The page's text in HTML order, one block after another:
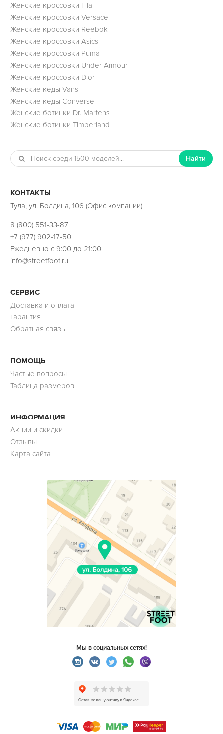
Женские кроссовки Fila
Женские кроссовки Versace
Женские кроссовки Reebok
Женские кроссовки Asics
Женские кроссовки Puma
Женские кроссовки Under Armour
Женские кроссовки Dior
Женские кеды Vans
Женские кеды Converse
Женские ботинки Dr. Martens
Женские ботинки Timberland
Найти
КОНТАКТЫ
Тула, ул. Болдина, 106 (Офис компании)
8 (800) 551-33-87
+7 (977) 902-17-50
Ежедневно с 9:00 до 21:00
info@streetfoot.ru
СЕРВИС
Доставка и оплата
Гарантия
Обратная связь
ПОМОЩЬ
Частые вопросы
Таблица размеров
ИНФОРМАЦИЯ
Акции и скидки
Отзывы
Карта сайта
Мы в социальных сетях!